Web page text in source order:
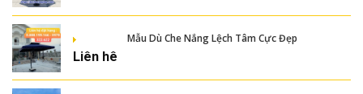
Mẫu Dù Che Nắng Lệch Tâm Cực Đẹp
Liên hê